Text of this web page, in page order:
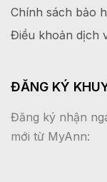
Chính sách bảo
Điều khoản dịch
ĐĂNG KÝ
Đăng ký nhận
mới từ MyAnn: